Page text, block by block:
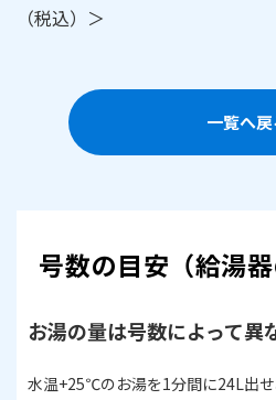
（税込）＞
一覧へ戻
号数の目安（給湯器
お湯の量は号数によって異
水温+25℃のお湯を1分間に24L出